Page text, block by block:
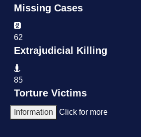
Missing Cases
62
Extrajudicial Killing
85
Torture Victims
Click for more
Information